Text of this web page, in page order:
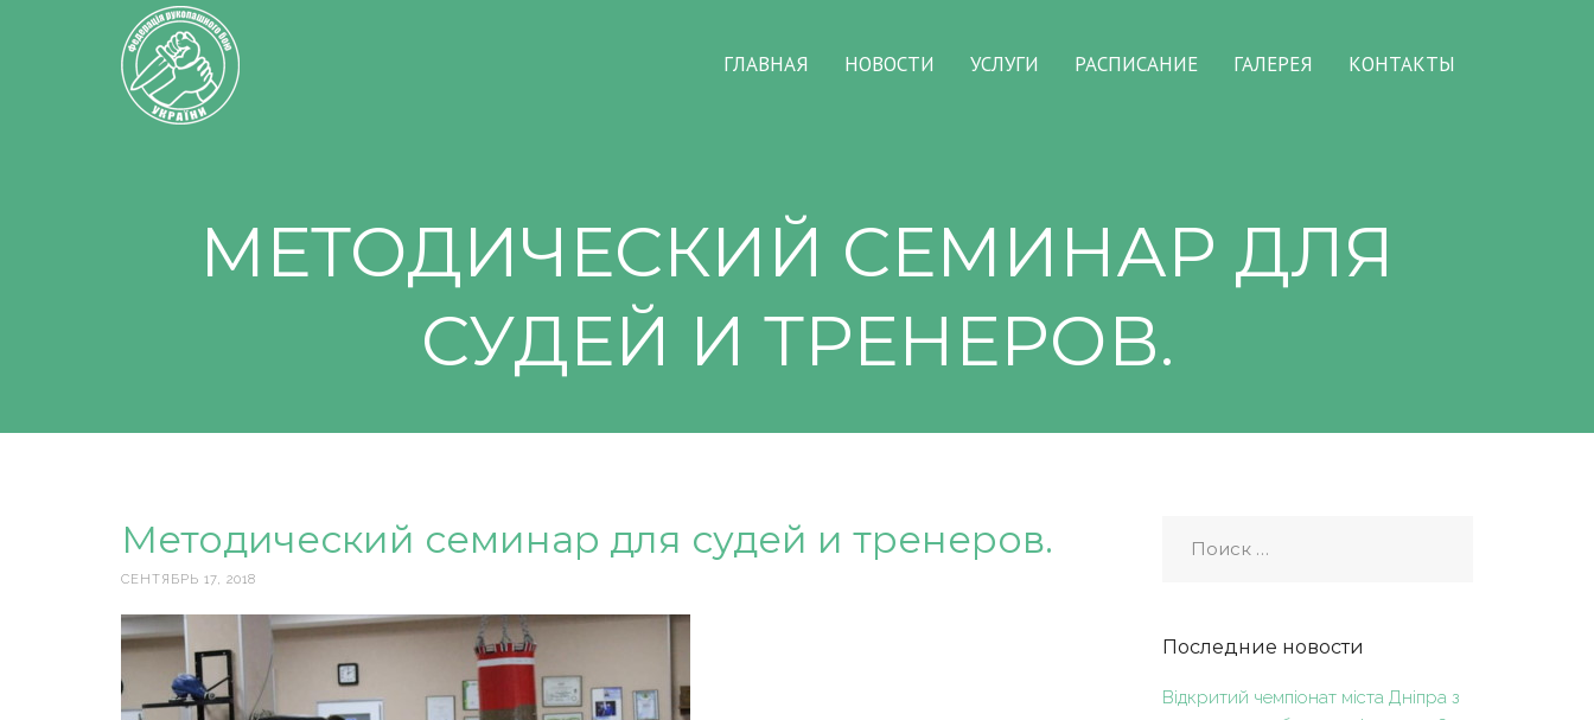
ГЛАВНАЯ НОВОСТИ УСЛУГИ РАСПИСАНИЕ ГАЛЕРЕЯ КОНТАКТЫ
МЕТОДИЧЕСКИЙ СЕМИНАР ДЛЯ
СУДЕЙ И ТРЕНЕРОВ.
Методический семинар для судей и тренеров.
СЕНТЯБРЬ 17, 2018
Последние новости
Відкритий чемпіонат міста Дніпра з